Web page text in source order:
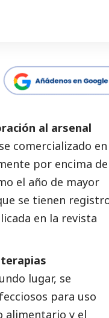
al arsenal
comercializado en
por encima
el año de mayor
se tienen
en la revista
terapias
lugar, se
para uso
alimentario y el